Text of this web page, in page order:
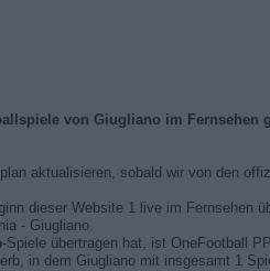
von Giugliano im Fernsehen
aktualisieren, sobald wir von den
dieser Website 1 live im Fernsehen
- Giugliano.
Spiele übertragen hat, ist OneFootball
in dem Giugliano mit insgesamt 1